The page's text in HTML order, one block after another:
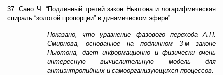
37. Сано Ч. “Подлинный третий закон Ньютона и логарифмическая
спираль “золотой пропорции” в динамическом эфире”.
Показано, что уравнение фазового перехода А.П.
Смирнова, основанное на подлинном 3-м законе
Ньютона, дает информационно и физически очень
интересную вычислительную модель для
антиэнтропийных и самоорганизующихся процессов.